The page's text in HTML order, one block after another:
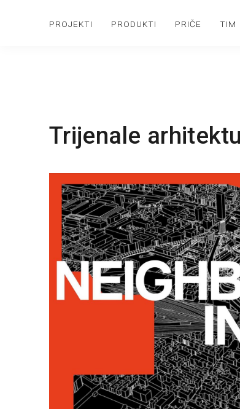
PROJEKTI PRODUKTI PRIČE TIM
Trijenale